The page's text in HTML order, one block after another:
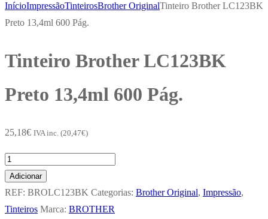
InícioImpressãoTinteirosBrother OriginalTinteiro Brother LC123BK
Preto 13,4ml 600 Pág.
Tinteiro Brother LC123BK
Preto 13,4ml 600 Pág.
25,18€ IVA inc. (20,47€)
Quantidade
de
Tinteiro
Brother
Adicionar
REF: BROLC123BK Categorias: Brother Original, Impressão,
Tinteiros Marca: BROTHER